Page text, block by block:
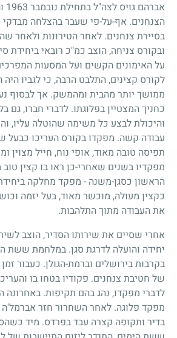
אברהם גויס לצה"ל בתחילת נובמבר 1963
הצנחנים. אף-על-פי שעבר בהצלחה
בסיירת צנחנים. לאחר הטירונות ולאחר
ובקורס צניחה, הוצב כמ"כ רובאי ביחידת
על האימונים הקשים ועל המסעות
לקורס קצינים, התלבט הרבה, כי לגביו היה
ממושך יותר מהבית ומהמשק. אך לבסוף
כחניך המצטיין בפלוגתו. לדברי חברו, גם
והיכולת לבצע כל משימה שהוטלה עליו,
עבודה קשה. מפקדו בקורס העריכו כבעל
תפיסה טובה מאוד, אופי נוח, חייל מצוין
מפקדיו בשנים שאחרי-כן ראו בו קצין
הראשון כסגן-משנה - מפקד מחלקה
כקצין מעולה, מוכשר מאוד, בעל יזמה
את העבודה מתוך התלהבות.
אחרי שסיים את שירותו הסדיר, הוצב
יחידה והועלה לדרגת סגן. במלחמת ששת
בקרבות בירושלים וברמת-הגולן. כעבור
של חטיבת צנחנים. פקודיו בטחו בו
לדברי מפקדו, נהג בהם תקיפות. באחרונה
מפקד פלוגה. לאחר השחרור חזר אברמל'ה
בדיר ותקופה קצרה עבד בפרדס. מיד